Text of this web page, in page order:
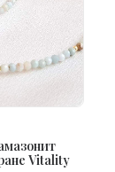
Vitality